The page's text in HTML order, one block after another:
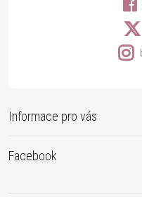
Informace pro vás
Facebook